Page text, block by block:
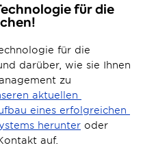
für die
für die
darüber, wie sie Ihnen
zu
aktuellen
eines erfolgreichen
herunter oder
auf.